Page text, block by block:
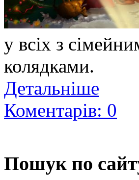
у всіх з
колядками.
Детальніше
Коментарів: 0
Пошук по